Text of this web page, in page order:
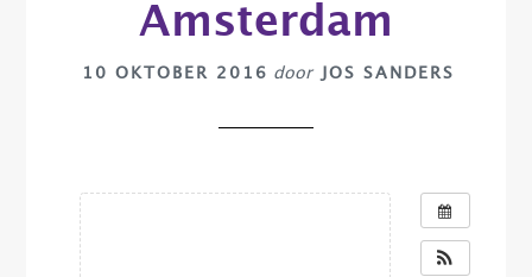
Amsterdam
10 OKTOBER 2016 door JOS SANDERS